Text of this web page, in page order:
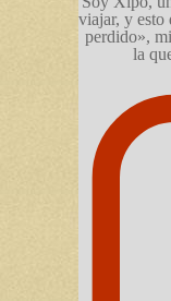
viajar, y esto
perdido»,
la